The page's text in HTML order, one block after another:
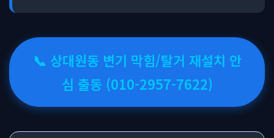
📞 상대원동 변기 막힘/탈거 재설치 안
심 출동 (010-2957-7622)